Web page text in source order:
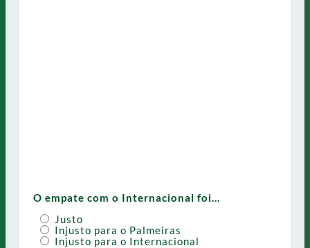
O empate com o Internacional foi…
Justo
Injusto para o Palmeiras
Injusto para o Internacional